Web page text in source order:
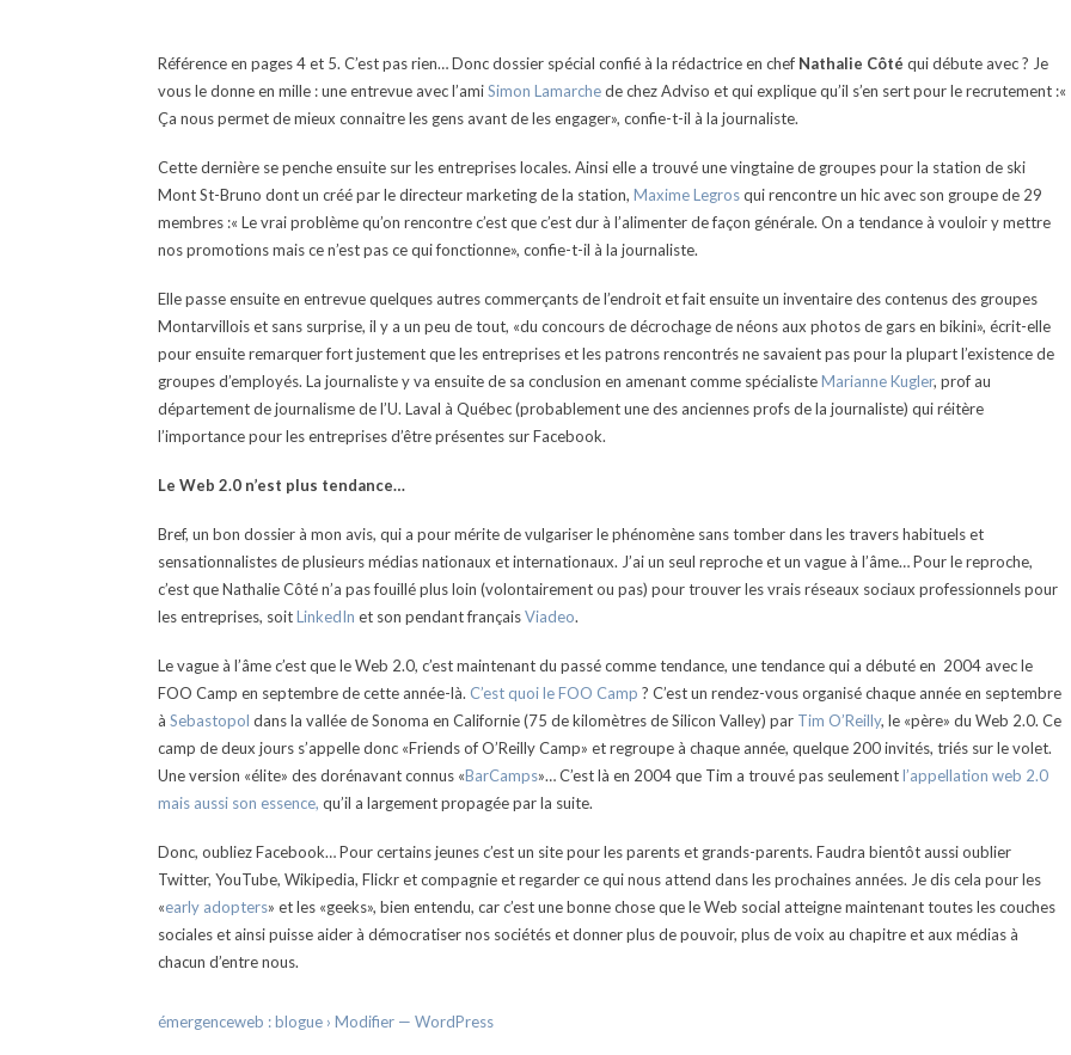
Référence en pages 4 et 5. C’est pas rien… Donc dossier spécial confié à la rédactrice en chef Nathalie Côté qui débute avec ? Je
vous le donne en mille : une entrevue avec l’amiSimon Lamarchede chez Adviso et qui explique qu’il s’en sert pour le recrutement :«
Ça nous permet de mieux connaitre les gens avant de les engager», confie-t-il à la journaliste.
Cette dernière se penche ensuite sur les entreprises locales. Ainsi elle a trouvé une vingtaine de groupes pour la station de ski
Mont St-Bruno dont un créé par le directeur marketing de la station, Maxime Legrosqui rencontre un hic avec son groupe de 29
membres :« Le vrai problème qu’on rencontre c’est que c’est dur à l’alimenter de façon générale. On a tendance à vouloir y mettre
nos promotions mais ce n’est pas ce qui fonctionne», confie-t-il à la journaliste.
Elle passe ensuite en entrevue quelques autres commerçants de l’endroit et fait ensuite un inventaire des contenus des groupes
Montarvillois et sans surprise, il y a un peu de tout, «du concours de décrochage de néons aux photos de gars en bikini», écrit-elle
pour ensuite remarquer fort justement que les entreprises et les patrons rencontrés ne savaient pas pour la plupart l’existence de
groupes d’employés. La journaliste y va ensuite de sa conclusion en amenant comme spécialisteMarianne Kugler, prof au
département de journalisme de l’U. Laval à Québec (probablement une des anciennes profs de la journaliste) qui réitère
l’importance pour les entreprises d’être présentes sur Facebook.
Le Web 2.0 n’est plus tendance…
Bref, un bon dossier à mon avis, qui a pour mérite de vulgariser le phénomène sans tomber dans les travers habituels et
sensationnalistes de plusieurs médias nationaux et internationaux. J’ai un seul reproche et un vague à l’âme… Pour le reproche,
c’est que Nathalie Côté n’a pas fouillé plus loin (volontairement ou pas) pour trouver les vrais réseaux sociaux professionnels pour
les entreprises, soitLinkedIn et son pendant françaisViadeo.
Le vague à l’âme c’est que le Web 2.0, c’est maintenant du passé comme tendance, une tendance qui a débuté en 2004 avec le
FOO Camp en septembre de cette année-là. C’est quoi le FOO Camp ? C’est un rendez-vous organisé chaque année en septembre
à Sebastopol dans la vallée de Sonoma en Californie (75 de kilomètres de Silicon Valley) par Tim O’Reilly, le «père» du Web 2.0. Ce
camp de deux jours s’appelle donc «Friends of O’Reilly Camp» et regroupe à chaque année, quelque 200 invités, triés sur le volet.
Une version «élite» des dorénavant connus «BarCamps»… C’est là en 2004 que Tim a trouvé pas seulementl’appellation web 2.0
mais aussi son essence, qu’il a largement propagée par la suite.
Donc, oubliez Facebook… Pour certains jeunes c’est un site pour les parents et grands-parents. Faudra bientôt aussi oublier
Twitter, YouTube, Wikipedia, Flickr et compagnie et regarder ce qui nous attend dans les prochaines années. Je dis cela pour les
«early adopters» et les «geeks», bien entendu, car c’est une bonne chose que le Web social atteigne maintenant toutes les couches
sociales et ainsi puisse aider à démocratiser nos sociétés et donner plus de pouvoir, plus de voix au chapitre et aux médias à
chacun d’entre nous.
émergenceweb : blogue › Modifier — WordPress